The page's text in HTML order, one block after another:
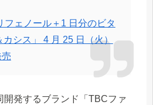
フェノール＋1 日分のビタ
シス」 4 月 25 日（火）
開発するブランド「TBCファ